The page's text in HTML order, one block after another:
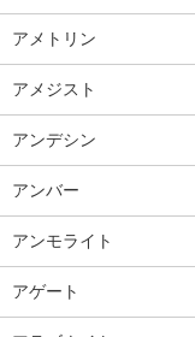
アメトリン
アメジスト
アンデシン
アンバー
アンモライト
アゲート